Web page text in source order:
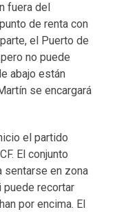
fuera del
de renta con
el Puerto de
no puede
abajo están
se encargará
el partido
El conjunto
sentarse en zona
puede recortar
por encima. El